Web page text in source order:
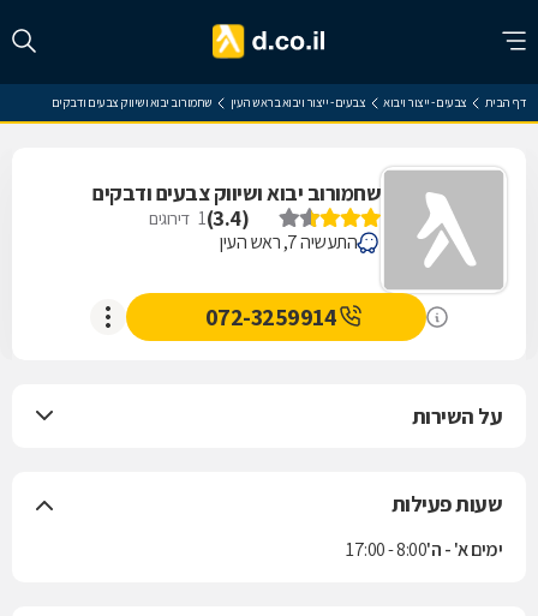
דף הבית צבעים - ייצור ויבוא צבעים - ייצור ויבוא בראש העין שחמורוב יבוא ושיווק צבעים ודבקים
שחמורוב יבוא ושיווק צבעים ודבקים
(
3.4
)
1 דירוגים
התעשיה 7, ראש העין
072-3259914
על השירות
שעות פעילות
ימים א' - ה'8:00 - 17:00